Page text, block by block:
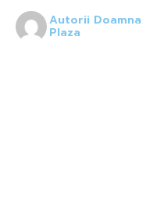
Autorii Doamna
Plaza